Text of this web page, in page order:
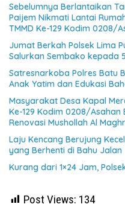
Sebelumnya Berlantaikan
Paijem Nikmati Lantai
TMMD Ke-129 Kodim 0208/
Jumat Berkah Polsek Lima
Salurkan Sembako kepada
Satresnarkoba Polres Batu
Anak Yatim dan Edukasi
Masyarakat Desa Kapal
Ke-129 Kodim 0208/
Renovasi Mushollah Al
Laju Kencang Berujung
yang Berhenti di Bahu Jalan
Kurang dari 1×24 Jam,
Post Views: 134